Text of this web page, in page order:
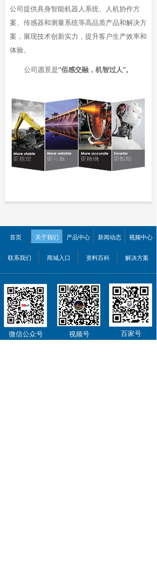
公司提供具身智能机器人系统、人机协作方
案、传感器和测量系统等高品质产品和解决方
案，展现技术创新实力，提升客户生产效率和
体验。
公司愿景是“佰感交融，机智过人”。
首页 关于我们 产品中心 新闻动态 视频中心
联系我们 商城入口 资料百科 解决方案
微信公众号 视频号 百家号